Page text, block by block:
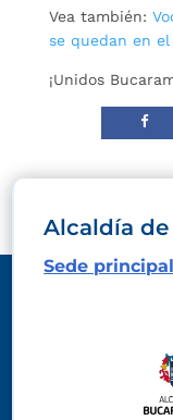
Vea también:
se quedan en el
¡Unidos
Alcaldía
Sede principal